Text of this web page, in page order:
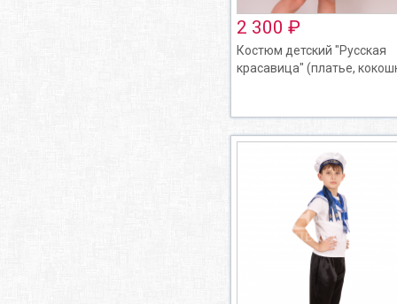
2 300 ₽
Костюм детский "Русская
красавица" (платье,